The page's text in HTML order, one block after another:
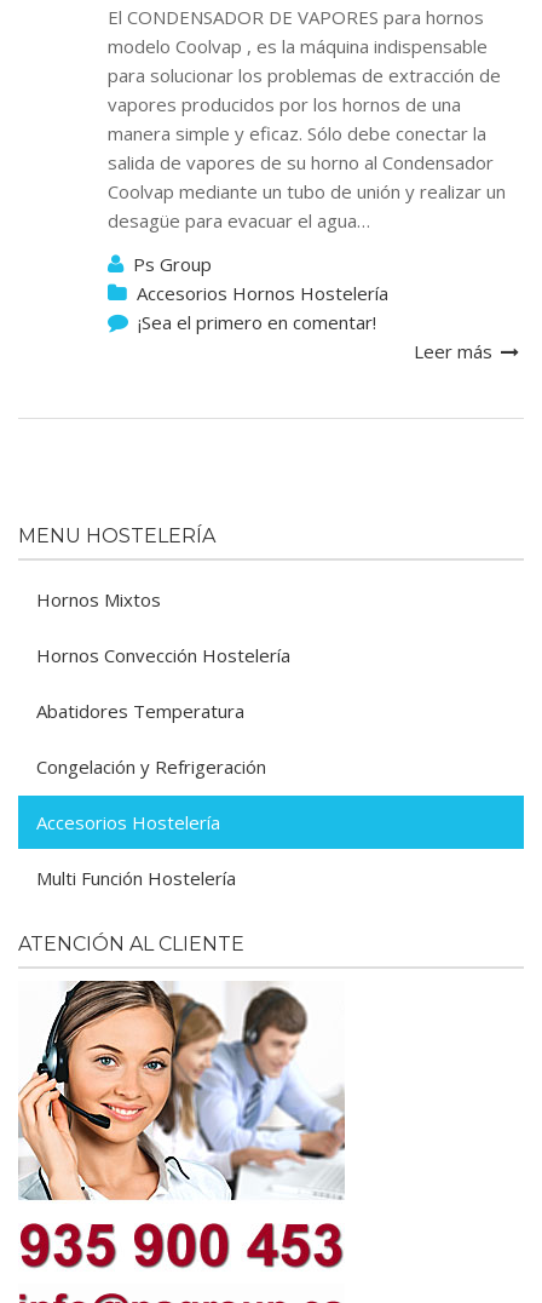
El CONDENSADOR DE VAPORES para hornos
modelo Coolvap , es la máquina indispensable
para solucionar los problemas de extracción de
vapores producidos por los hornos de una
manera simple y eficaz. Sólo debe conectar la
salida de vapores de su horno al Condensador
Coolvap mediante un tubo de unión y realizar un
desagüe para evacuar el agua…
Ps Group
Accesorios Hornos Hostelería
¡Sea el primero en comentar!
Leer más
MENU HOSTELERÍA
Hornos Mixtos
Hornos Convección Hostelería
Abatidores Temperatura
Congelación y Refrigeración
Accesorios Hostelería
Multi Función Hostelería
ATENCIÓN AL CLIENTE